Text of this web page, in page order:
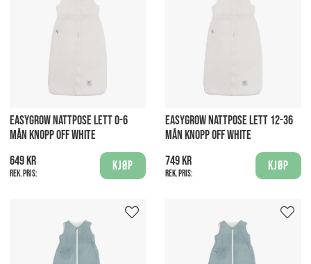
EASYGROW NATTPOSE LETT 0-6
MÅN KNOPP OFF WHITE
649 kr
Rek. pris:
Kjøp
EASYGROW NATTPOSE LETT 12-36
MÅN KNOPP OFF WHITE
749 kr
Rek. pris:
Kjøp